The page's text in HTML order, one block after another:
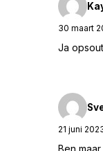
30 maart
Ja
21 juni